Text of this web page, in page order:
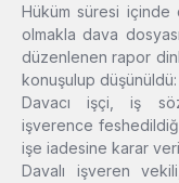
Hüküm süresi içinde
olmakla dava
düzenlenen rapor
konuşulup düşünüldü:
Davacı işçi, iş
işverence
işe iadesine karar
Davalı işveren